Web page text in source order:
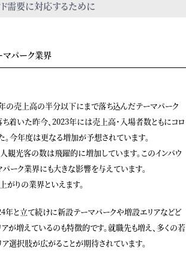
需要に対応するために
マパーク業界
の売上高の半分以下にまで落ち込んだテーマパーク
着いた昨今、2023年には売上高・入場者数ともにコロ
。今年度は更なる増加が予想されています。
観光客の数は飛躍的に増加しています。このインバウ
ーク業界にも大きな影響を与えています。
がりの業界といえます。
年と立て続けに新設テーマパークや増設エリアなどど
アが増えているのも特徴的です。就職先も増え、多くの若
選択肢が広がることが期待されています。